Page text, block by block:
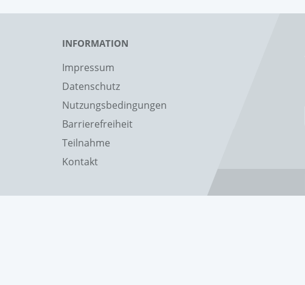
INFORMATION
Impressum
Datenschutz
Nutzungsbedingungen
Barrierefreiheit
Teilnahme
Kontakt